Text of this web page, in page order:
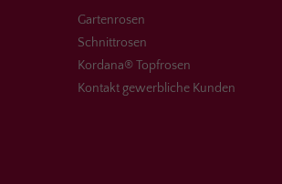
Gartenrosen
Schnittrosen
Kordana® Topfrosen
Kontakt gewerbliche Kunden